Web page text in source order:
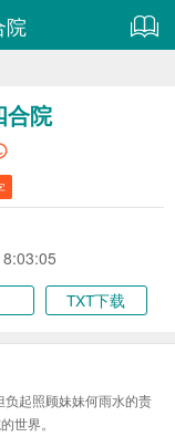
院
合院
TXT下载
起照顾妹妹何雨水的责
世界。